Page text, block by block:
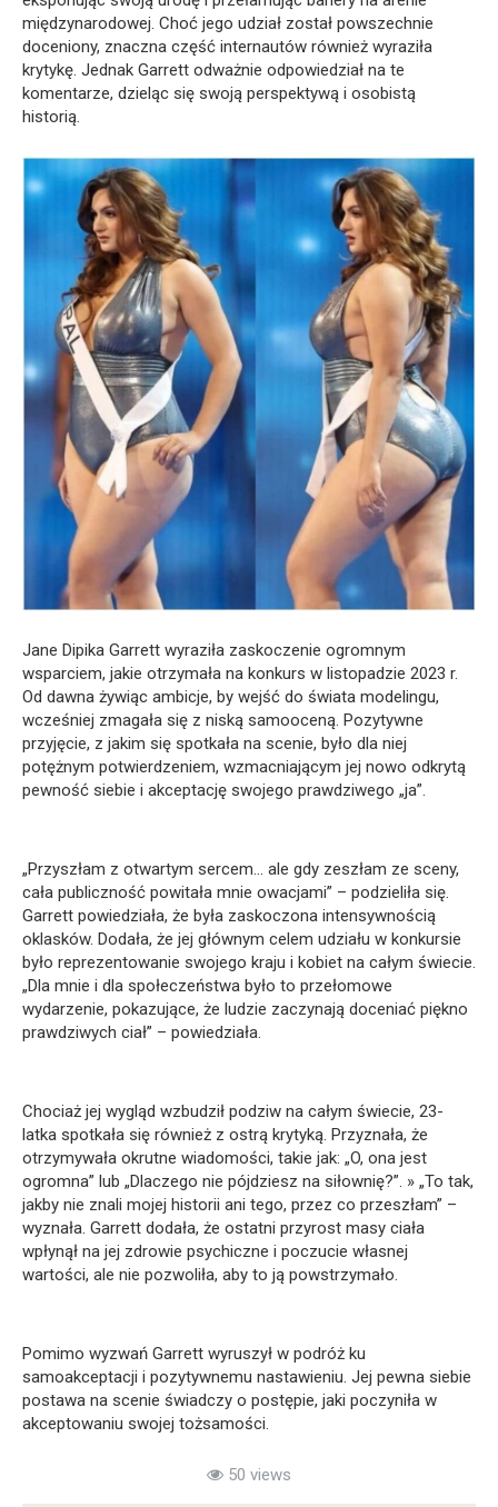
międzynarodowej. Choć jego udział został powszechnie
doceniony, znaczna część internautów również wyraziła
krytykę. Jednak Garrett odważnie odpowiedział na te
komentarze, dzieląc się swoją perspektywą i osobistą
historią.
Jane Dipika Garrett wyraziła zaskoczenie ogromnym
wsparciem, jakie otrzymała na konkurs w listopadzie 2023 r.
Od dawna żywiąc ambicje, by wejść do świata modelingu,
wcześniej zmagała się z niską samooceną. Pozytywne
przyjęcie, z jakim się spotkała na scenie, było dla niej
potężnym potwierdzeniem, wzmacniającym jej nowo odkrytą
pewność siebie i akceptację swojego prawdziwego „ja”.
„Przyszłam z otwartym sercem… ale gdy zeszłam ze sceny,
cała publiczność powitała mnie owacjami” – podzieliła się.
Garrett powiedziała, że ​​była zaskoczona intensywnością
oklasków. Dodała, że ​​jej głównym celem udziału w konkursie
było reprezentowanie swojego kraju i kobiet na całym świecie.
„Dla mnie i dla społeczeństwa było to przełomowe
wydarzenie, pokazujące, że ludzie zaczynają doceniać piękno
prawdziwych ciał” – powiedziała.
Chociaż jej wygląd wzbudził podziw na całym świecie, 23-
latka spotkała się również z ostrą krytyką. Przyznała, że ​​
otrzymywała okrutne wiadomości, takie jak: „O, ona jest
ogromna” lub „Dlaczego nie pójdziesz na siłownię?”. » „To tak,
jakby nie znali mojej historii ani tego, przez co przeszłam” –
wyznała. Garrett dodała, że ​​ostatni przyrost masy ciała
wpłynął na jej zdrowie psychiczne i poczucie własnej
wartości, ale nie pozwoliła, aby to ją powstrzymało.
Pomimo wyzwań Garrett wyruszył w podróż ku
samoakceptacji i pozytywnemu nastawieniu. Jej pewna siebie
postawa na scenie świadczy o postępie, jaki poczyniła w
akceptowaniu swojej tożsamości.
50 views